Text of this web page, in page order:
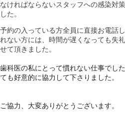
なければならないスタッフへの感染対
した。
予約の入っている方全員に直接お電話
れない方には、時間が遅くなっても失
せて頂きました。
歯科医の私にとって慣れない仕事でし
ても好意的に協力して下さりました。
ご協力、大変ありがとうございます。